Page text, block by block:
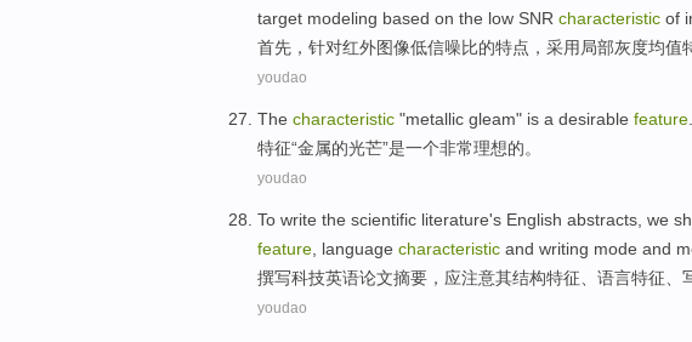
target modeling based on the low SNR characteristic of
首先 ， 针对红外图像低信噪比的特点 ， 采用 局部灰度均值
youdao
The characteristic "metallic gleam" is a desirable feature
特征“金属的光芒”是一个非常理想的。
youdao
To write the scientific literature's English abstracts we
feature language characteristic and writing mode and
撰写科技英语论文摘要 ， 应注意其结构特征 语言特征
youdao